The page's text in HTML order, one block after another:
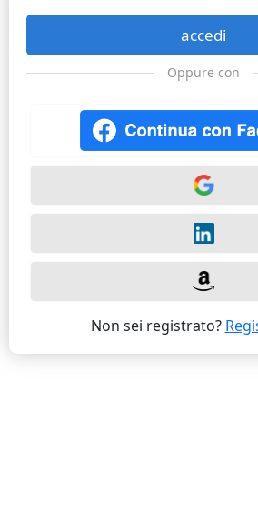
accedi
Oppure con
Non sei registrato?